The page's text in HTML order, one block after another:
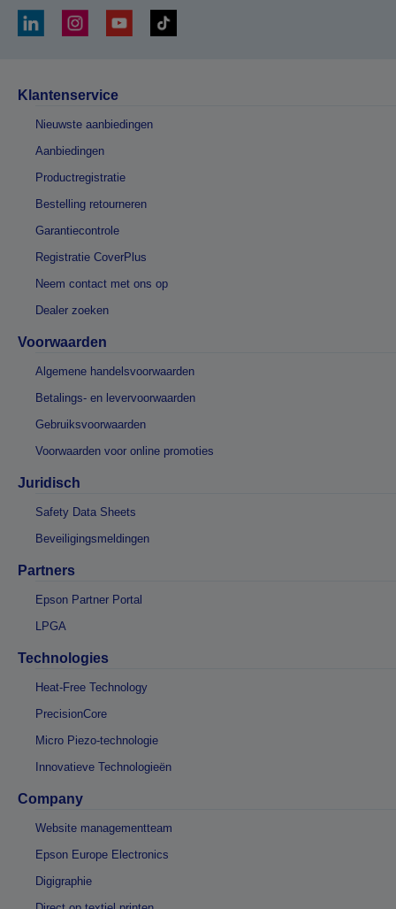
Klantenservice
Nieuwste aanbiedingen
Aanbiedingen
Productregistratie
Bestelling retourneren
Garantiecontrole
Registratie CoverPlus
Neem contact met ons op
Dealer zoeken
Voorwaarden
Algemene handelsvoorwaarden
Betalings- en levervoorwaarden
Gebruiksvoorwaarden
Voorwaarden voor online promoties
Juridisch
Safety Data Sheets
Beveiligingsmeldingen
Partners
Epson Partner Portal
LPGA
Technologies
Heat-Free Technology
PrecisionCore
Micro Piezo-technologie
Innovatieve Technologieën
Company
Website managementteam
Epson Europe Electronics
Digigraphie